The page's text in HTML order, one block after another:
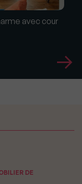
avec cour
DE